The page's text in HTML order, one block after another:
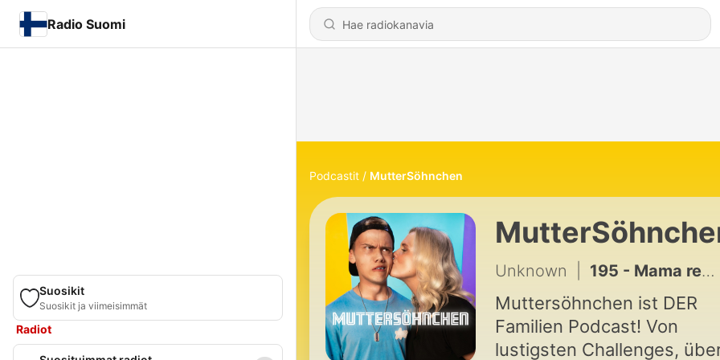
Radio Suomi
Suosikit
Suosikit ja viimeisimmät
Radiot
Podcastit MutterSöhnchen
Unknown 195 - Mama reagiert auf Jugendwörter 2026 😂 -Muttersöhnchen #183
Muttersöhnchen ist DER
Familien Podcast! Von
lustigsten Challenges,